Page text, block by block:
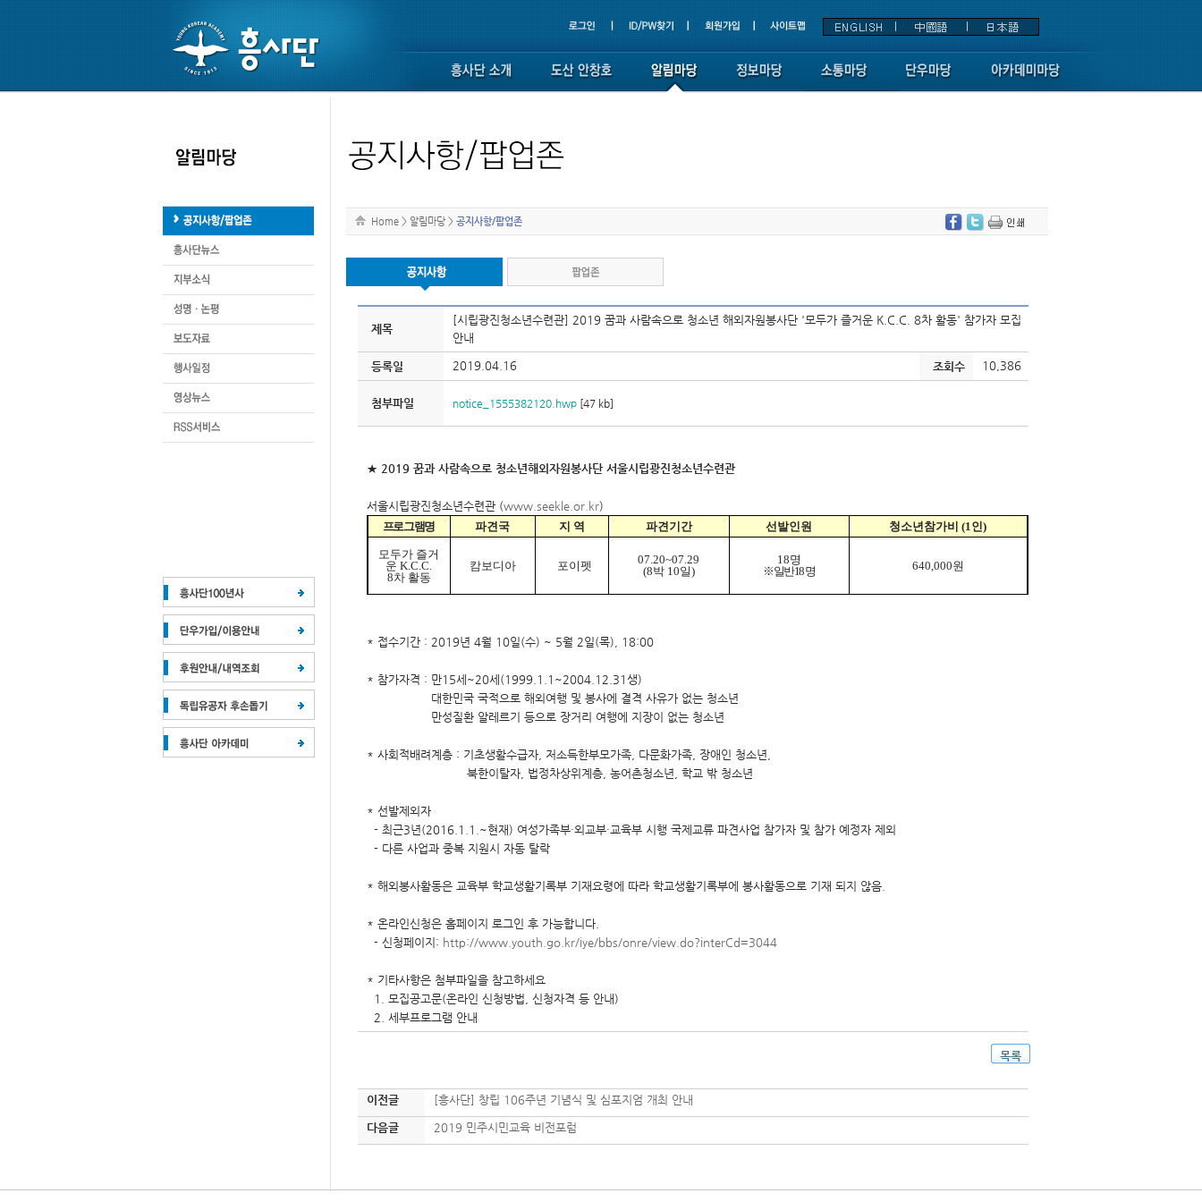
Home > 알림마당 > 공지사항/팝업존
제목
[시립광진청소년수련관] 2019 꿈과 사람속으로 청소년 해외자원봉사단 '모두가 즐거운 K.C.C. 8차 활동' 참가자 모집
안내
등록일 2019.04.16 조회수 10,386
첨부파일 notice_1555382120.hwp[47 kb]
★ 2019 꿈과 사람속으로 청소년해외자원봉사단 서울시립광진청소년수련관
서울시립광진청소년수련관 (www.seekle.or.kr)
프로그램명
파견국 지 역 파견기간 선발인원 청소년참가비 (1인)
모두가 즐거
운 K.C.C.
8차 활동
캄보디아 포이펫
07.20~07.29
(8박 10일)
18명
※일반1 8명 640,000원
* 접수기간 : 2019년 4월 10일(수) ~ 5월 2일(목), 18:00
* 참가자격 : 만15세~20세(1999.1.1~2004.12.31생)
대한민국 국적으로 해외여행 및 봉사에 결격 사유가 없는 청소년
만성질환 알레르기 등으로 장거리 여행에 지장이 없는 청소년
* 사회적배려계층 : 기초생활수급자, 저소득한부모가족, 다문화가족, 장애인 청소년,
북한이탈자, 법정차상위계층, 농어촌청소년, 학교 밖 청소년
* 선발제외자
- 최근3년(2016.1.1.~현재) 여성가족부·외교부·교육부 시행 국제교류 파견사업 참가자 및 참가 예정자 제외
- 다른 사업과 중복 지원시 자동 탈락
* 해외봉사활동은 교육부 학교생활기록부 기재요령에 따라 학교생활기록부에 봉사활동으로 기재 되지 않음.
* 온라인신청은 홈페이지 로그인 후 가능합니다.
- 신청페이지: http://www.youth.go.kr/iye/bbs/onre/view.do?interCd=3044
* 기타사항은 첨부파일을 참고하세요
1. 모집공고문(온라인 신청방법, 신청자격 등 안내)
2. 세부프로그램 안내
목록
이전글 [흥사단] 창립 106주년 기념식 및 심포지엄 개최 안내
다음글 2019 민주시민교육 비전포럼